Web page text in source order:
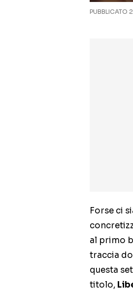
PUBBLICATO
Forse ci
al primo
traccia
questa
titolo,